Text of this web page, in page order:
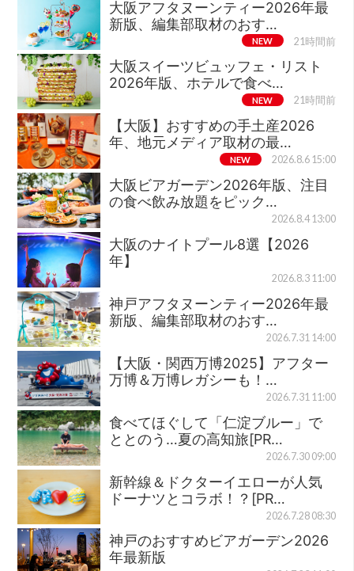
大阪アフタヌーンティー2026年最
新版、編集部取材のおす…
NEW 21時間前
大阪スイーツビュッフェ・リスト
2026年版、ホテルで食べ…
NEW 21時間前
【大阪】おすすめの手土産2026
年、地元メディア取材の最…
NEW 2026.8.6 15:00
大阪ビアガーデン2026年版、注目
の食べ飲み放題をピック…
2026.8.4 13:00
大阪のナイトプール8選【2026
年】
2026.8.3 11:00
神戸アフタヌーンティー2026年最
新版、編集部取材のおす…
2026.7.31 14:00
【大阪・関西万博2025】アフター
万博＆万博レガシーも！…
2026.7.31 11:00
食べてほぐして「仁淀ブルー」で
ととのう…夏の高知旅[PR…
2026.7.30 09:00
新幹線＆ドクターイエローが人気
ドーナツとコラボ！？[PR…
2026.7.28 08:30
神戸のおすすめビアガーデン2026
年最新版